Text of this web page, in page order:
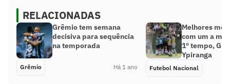
RELACIONADAS
Grêmio tem semana
decisiva para sequência
na temporada
Grêmio Há 1 ano
Melhores
com um a
1º tempo,
Ypiranga
Futebol Nacional